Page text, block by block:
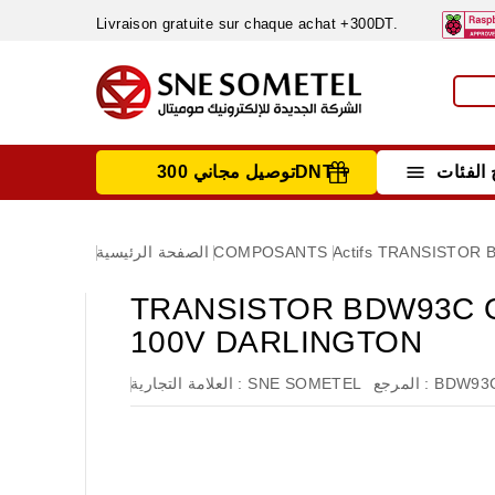
Livraison gratuite sur chaque achat +300DT.
 توصيل مجاني 300DNT +
الصفحة الرئيسية COMPOSANTS Actifs TRANSISTOR
TRANSISTOR BDW93C
100V DARLINGTON
العلامة التجارية : SNE SOMETEL المرجع :